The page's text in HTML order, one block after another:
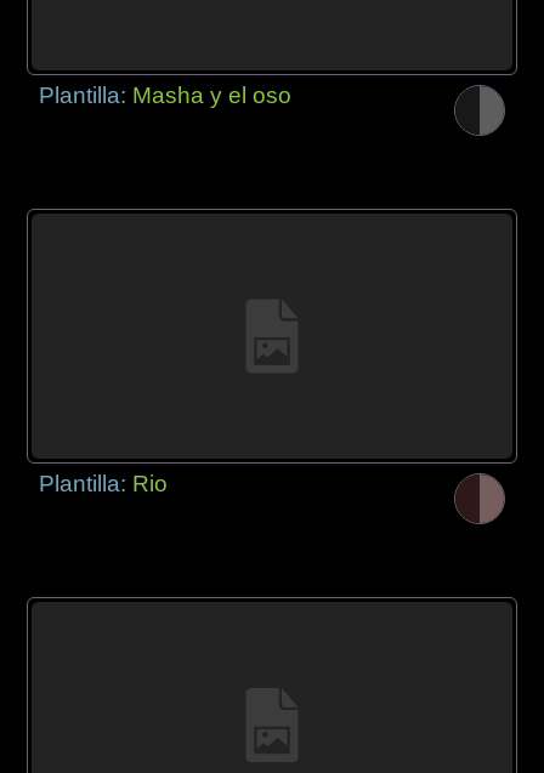
Plantilla: Masha y el oso
Plantilla: Rio